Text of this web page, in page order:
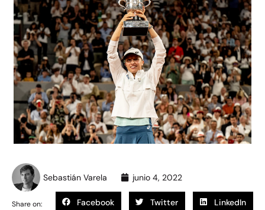
Sebastián Varela junio 4, 2022
Share on: Facebook Twitter LinkedIn